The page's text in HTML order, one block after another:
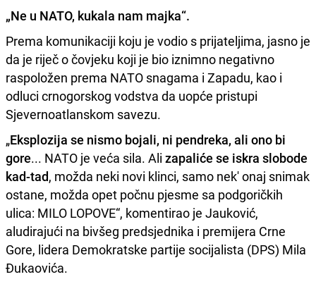
„Ne u NATO, kukala nam majka“.
Prema komunikaciji koju je vodio s prijateljima, jasno je
da je riječ o čovjeku koji je bio iznimno negativno
raspoložen prema NATO snagama i Zapadu, kao i
odluci crnogorskog vodstva da uopće pristupi
Sjevernoatlanskom savezu.
„Eksplozija se nismo bojali, ni pendreka, ali ono bi
gore... NATO je veća sila. Ali zapaliće se iskra slobode
kad-tad, možda neki novi klinci, samo nek' onaj snimak
ostane, možda opet počnu pjesme sa podgoričkih
ulica: MILO LOPOVE“, komentirao je Jauković,
aludirajući na bivšeg predsjednika i premijera Crne
Gore, lidera Demokratske partije socijalista (DPS) Mila
Đukaovića.